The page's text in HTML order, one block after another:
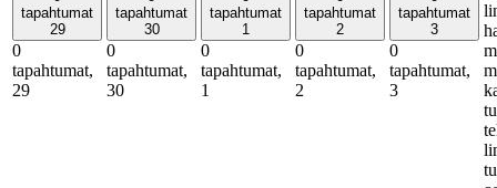
tapahtumat
29
0
tapahtumat,
29
tapahtumat
30
0
tapahtumat,
30
tapahtumat
1
0
tapahtumat,
1
tapahtumat
2
0
tapahtumat,
2
tapahtumat
3
0
tapahtumat,
3